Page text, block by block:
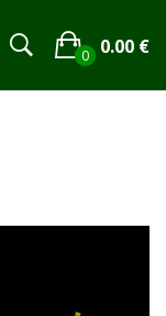
0 0.00 €